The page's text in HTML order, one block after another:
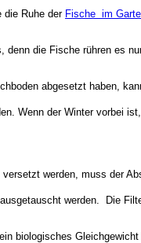
die Ruhe der Fische im
die Fische rühren es
abgesetzt haben,
Wenn der Winter vorbei
werden, muss der
werden. Die
biologisches